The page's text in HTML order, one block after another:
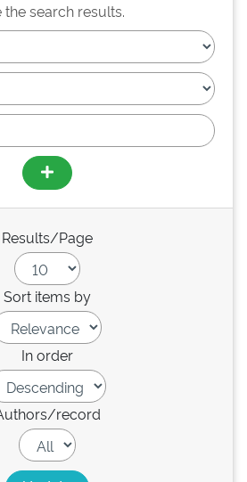
search results.
Results/Page
Sort items by
In order
record